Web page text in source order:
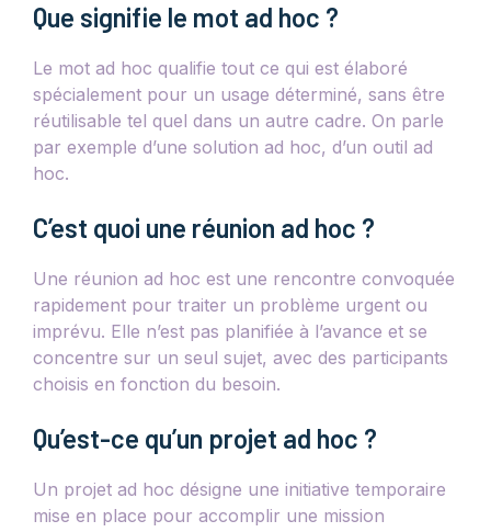
Que signifie le mot ad hoc ?
Le mot ad hoc qualifie tout ce qui est élaboré
spécialement pour un usage déterminé, sans être
réutilisable tel quel dans un autre cadre. On parle
par exemple d’une solution ad hoc, d’un outil ad
hoc.
C’est quoi une réunion ad hoc ?
Une réunion ad hoc est une rencontre convoquée
rapidement pour traiter un problème urgent ou
imprévu. Elle n’est pas planifiée à l’avance et se
concentre sur un seul sujet, avec des participants
choisis en fonction du besoin.
Qu’est-ce qu’un projet ad hoc ?
Un projet ad hoc désigne une initiative temporaire
mise en place pour accomplir une mission